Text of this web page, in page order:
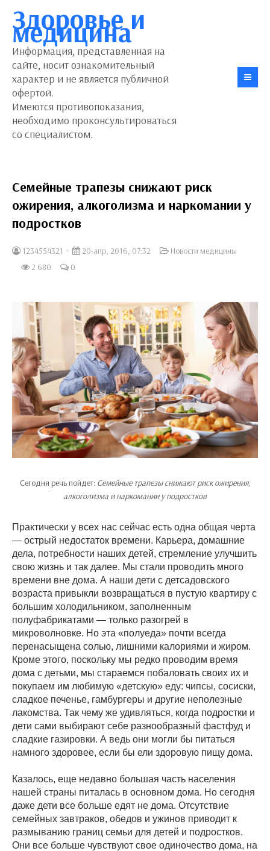
Здоровье и
медицина
Информация, представленная на
сайте, носит ознакомительный
характер и не является публичной
офертой.
Имеются противопоказания,
необходимо проконсультироваться
со специалистом.
Семейные трапезы снижают риск
ожирения, алкоголизма и наркомании у
подростков
1234554321 20-апр, 2016, 07:32
Новости медицины
2 680
0
Сегодня речь пойдет: Семейные трапезы снижают риск ожирения,
алкоголизма и наркомании у подростков
Практически у всех нас сейчас есть одна общая черта
— острый недостаток времени. Карьера, домашние
дела, потребности наших детей, стремление улучшить
свою жизнь и так далее. Мы стали проводить много
времени вне дома. А наши дети с детсадовского
возраста привыкли возвращаться в пустую квартиру с
большим холодильником, заполненным
полуфабрикатами — только разогрей в
микроволновке. Но эта «полуеда» почти всегда
перенасыщена солью, лишними калориями и жиром.
Кроме этого, поскольку мы редко проводим время
дома с детьми, мы стараемся побаловать своих их и
покупаем им любимую «детскую» еду: чипсы, сосиски,
сладкое печенье, гамбургеры и другие неполезные
лакомства. Так чему же удивляться, когда подростки и
дети сами выбирают себе разнообразный фастфуд и
сладкие газировки. А ведь они могли бы питаться
намного здоровее, если бы ели здоровую пищу дома.
Казалось, еще недавно большая часть населения
нашей страны питалась в основном дома. Но сегодня
даже дети все больше едят не дома. Отсутствие
семейных завтраков, обедов и ужинов приводит к
размыванию границ семьи для детей и подростков.
Они все больше чувствуют свое одиночество дома, на